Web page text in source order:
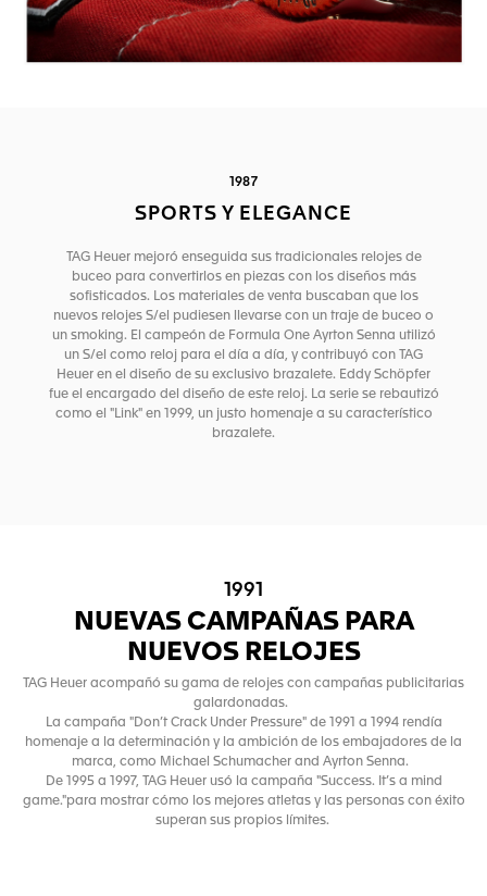
1987
SPORTS Y ELEGANCE
TAG Heuer mejoró enseguida sus tradicionales relojes de
buceo para convertirlos en piezas con los diseños más
sofisticados. Los materiales de venta buscaban que los
nuevos relojes S/el pudiesen llevarse con un traje de buceo o
un smoking. El campeón de Formula One Ayrton Senna utilizó
un S/el como reloj para el día a día, y contribuyó con TAG
Heuer en el diseño de su exclusivo brazalete. Eddy Schöpfer
fue el encargado del diseño de este reloj. La serie se rebautizó
como el "Link" en 1999, un justo homenaje a su característico
brazalete.
1991
NUEVAS CAMPAÑAS PARA
NUEVOS RELOJES
TAG Heuer acompañó su gama de relojes con campañas publicitarias
galardonadas.
La campaña "Don’t Crack Under Pressure" de 1991 a 1994 rendía
homenaje a la determinación y la ambición de los embajadores de la
marca, como Michael Schumacher and Ayrton Senna.
De 1995 a 1997, TAG Heuer usó la campaña "Success. It’s a mind
game."para mostrar cómo los mejores atletas y las personas con éxito
superan sus propios límites.